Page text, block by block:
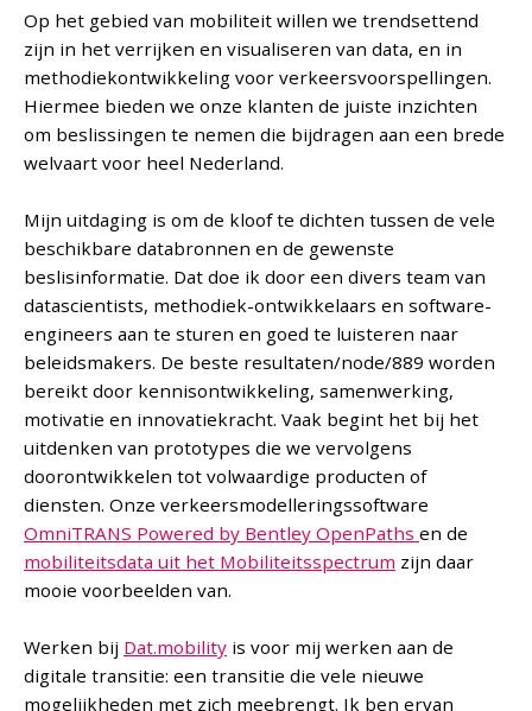
Op het gebied van mobiliteit willen we trendsettend
zijn in het verrijken en visualiseren van data, en in
methodiekontwikkeling voor verkeersvoorspellingen.
Hiermee bieden we onze klanten de juiste inzichten
om beslissingen te nemen die bijdragen aan een brede
welvaart voor heel Nederland.
Mijn uitdaging is om de kloof te dichten tussen de vele
beschikbare databronnen en de gewenste
beslisinformatie. Dat doe ik door een divers team van
datascientists, methodiek-ontwikkelaars en software-
engineers aan te sturen en goed te luisteren naar
beleidsmakers. De beste resultaten/node/889 worden
bereikt door kennisontwikkeling, samenwerking,
motivatie en innovatiekracht. Vaak begint het bij het
uitdenken van prototypes die we vervolgens
doorontwikkelen tot volwaardige producten of
diensten. Onze verkeersmodelleringssoftware
OmniTRANS Powered by Bentley OpenPaths en de
mobiliteitsdata uit het Mobiliteitsspectrum zijn daar
mooie voorbeelden van.
Werken bij Dat.mobility is voor mij werken aan de
digitale transitie: een transitie die vele nieuwe
mogelijkheden met zich meebrengt. Ik ben ervan